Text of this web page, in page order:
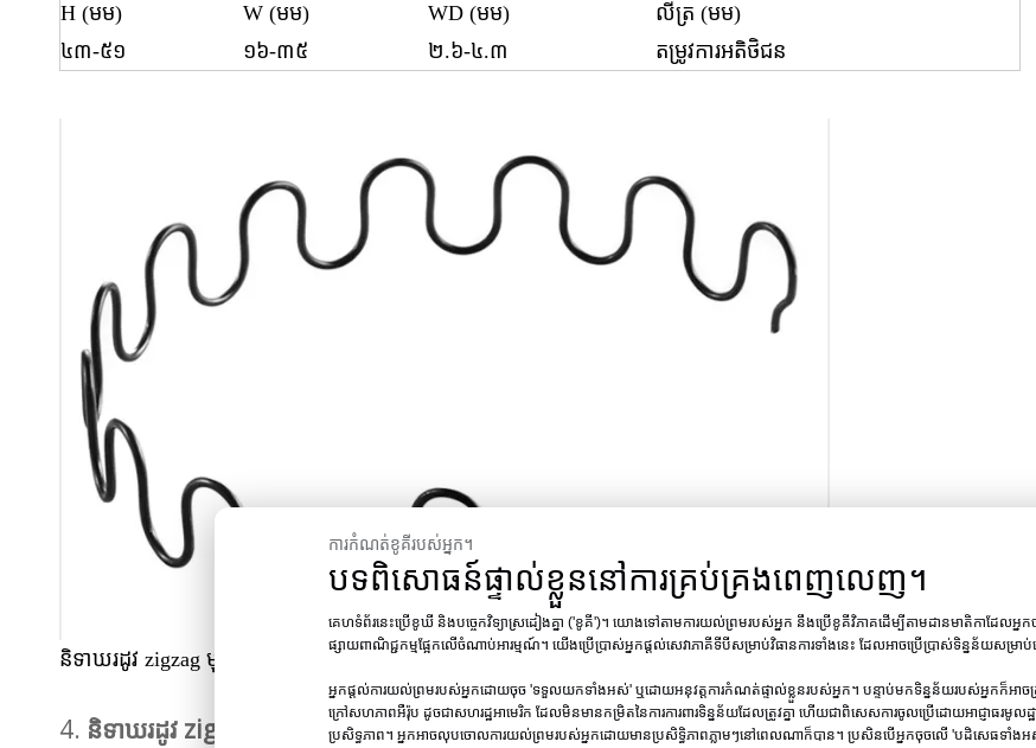
H (មម) W (មម) WD (មម)
លីត្រ (មម)
៤៣-៥១
១៦-៣៥ ២.៦-៤.៣ តម្រូវការអតិថិជន
និទាឃរដូវ zigzag មុខងារគឺជាមួយនឹងពត់ពិសេស។ ភាគច្រើនប្រើនៅក្នុងកៅអីសាឡុងដែលមានមុខងារ បង្កើនការងើបឡើងវិញនៃប្
4. និទាឃរដូវ zigzag ផ្ទះល្វែង
ការកំណត់ខូគីរបស់អ្នក។
បទពិសោធន៍ផ្ទាល់ខ្លួននៅការគ្រប់គ្រងពេញលេញ។
គេហទំព័រនេះប្រើខូឃី និងបច្ចេកវិទ្យាស្រដៀងគ្នា ('ខូគី')។ យោងទៅតាមការយល់ព្រមរបស់អ្នក នឹងប្រើខូគីវិភាគដើម្បីតាមដានមាតិកាដែលអ្នក
ផ្សាយពាណិជ្ជកម្មផ្អែកលើចំណាប់អារម្មណ៍។ យើងប្រើប្រាស់អ្នកផ្តល់សេវាភាគីទីបីសម្រាប់វិធានការទាំងនេះ ដែលអាចប្រើប្រាស់ទិន្នន័យសម្
អ្នកផ្តល់ការយល់ព្រមរបស់អ្នកដោយចុច 'ទទួលយកទាំងអស់' ឬដោយអនុវត្តការកំណត់ផ្ទាល់ខ្លួនរបស់អ្នក។ បន្ទាប់មកទិន្នន័យរបស់អ្នកក៏អាចត្
ក្រៅសហភាពអឺរ៉ុប ដូចជាសហរដ្ឋអាមេរិក ដែលមិនមានកម្រិតនៃការការពារទិន្នន័យដែលត្រូវគ្នា ហើយជាពិសេសការចូលប្រើដោយអាជ្ញាធរមូលដ្
ប្រសិទ្ធភាព។ អ្នកអាចលុបចោលការយល់ព្រមរបស់អ្នកដោយមានប្រសិទ្ធិភាពភ្លាមៗនៅពេលណាក៏បាន។ ប្រសិនបើអ្នកចុចលើ 'បដិសេធទាំង